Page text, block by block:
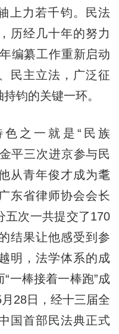
上力若千钧。民法
历经几十年的努力
编纂工作重新启动
民主立法，广泛征
钧的关键一环。
之一就是“民族
平三次进京参与民
从青年俊才成为耄
东省律师协会会长
五次一共提交了170
结果让他感受到参
明，法学体系的成
一棒接着一棒跑”成
28日，经十三届全
国首部民法典正式